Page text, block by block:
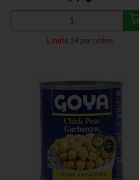
Límite 24 por orden